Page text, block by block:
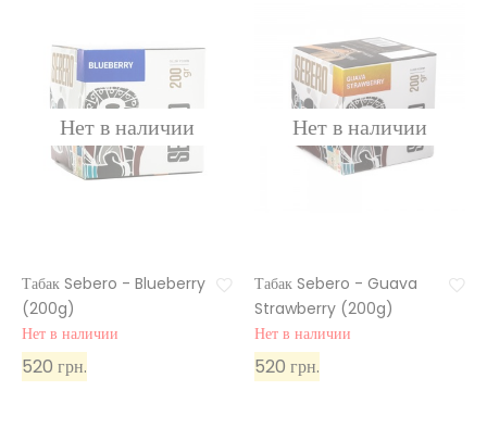
Табак Sebero - Blueberry
(200g)
Нет в наличии
520 грн.
Табак Sebero - Guava
Strawberry (200g)
Нет в наличии
520 грн.